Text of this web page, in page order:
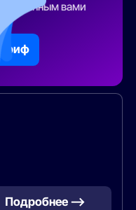
указанным вами
Подробнее —>